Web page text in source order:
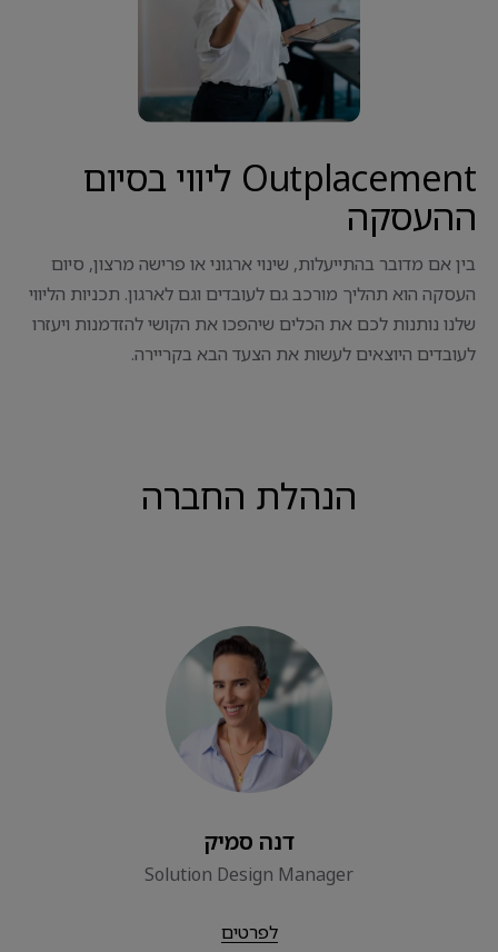
Outplacement ליווי בסיום
ההעסקה
בין אם מדובר בהתייעלות, שינוי ארגוני או פרישה מרצון, סיום
העסקה הוא תהליך מורכב גם לעובדים וגם לארגון. תכניות הליווי
שלנו נותנות לכם את הכלים שיהפכו את הקושי להזדמנות ויעזרו
לעובדים היוצאים לעשות את הצעד הבא בקריירה.
הנהלת החברה
דנה סמיק
Solution Design Manager
לפרטים